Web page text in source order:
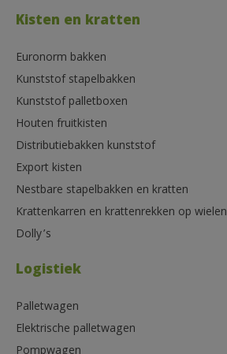
Kisten en kratten
Euronorm bakken
Kunststof stapelbakken
Kunststof palletboxen
Houten fruitkisten
Distributiebakken kunststof
Export kisten
Nestbare stapelbakken en kratten
Krattenkarren en krattenrekken op wielen
Dolly’s
Logistiek
Palletwagen
Elektrische palletwagen